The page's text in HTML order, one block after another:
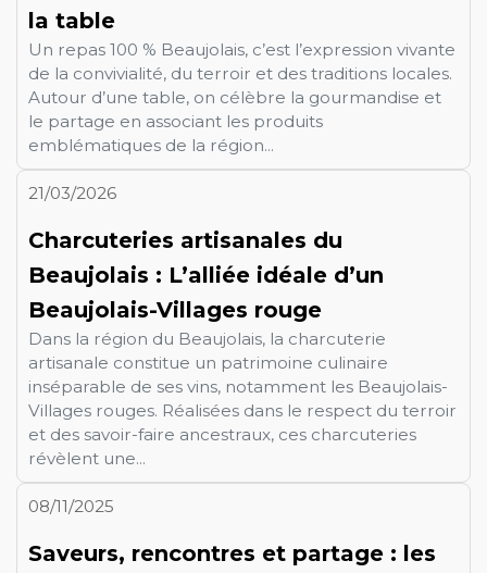
la table
Un repas 100 % Beaujolais, c’est l’expression vivante
de la convivialité, du terroir et des traditions locales.
Autour d’une table, on célèbre la gourmandise et
le partage en associant les produits
emblématiques de la région...
21/03/2026
Charcuteries artisanales du
Beaujolais : L’alliée idéale d’un
Beaujolais-Villages rouge
Dans la région du Beaujolais, la charcuterie
artisanale constitue un patrimoine culinaire
inséparable de ses vins, notamment les Beaujolais-
Villages rouges. Réalisées dans le respect du terroir
et des savoir-faire ancestraux, ces charcuteries
révèlent une...
08/11/2025
Saveurs, rencontres et partage : les